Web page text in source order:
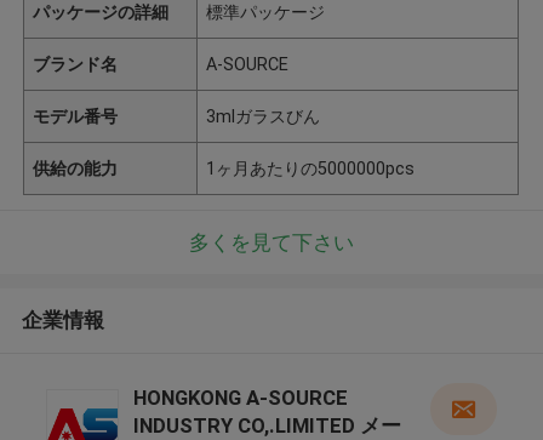
パッケージの詳細 標準パッケージ
ブランド名 A-SOURCE
モデル番号 3mlガラスびん
供給の能力 1ヶ月あたりの5000000pcs
多くを見て下さい
企業情報
HONGKONG A-SOURCE
INDUSTRY CO,.LIMITED メー